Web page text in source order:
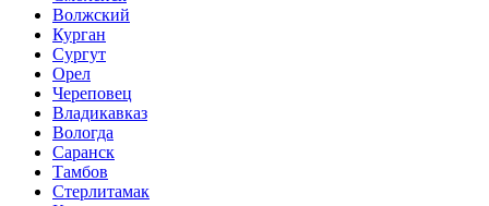
Волжский
Курган
Сургут
Орел
Череповец
Владикавказ
Вологда
Саранск
Тамбов
Стерлитамак